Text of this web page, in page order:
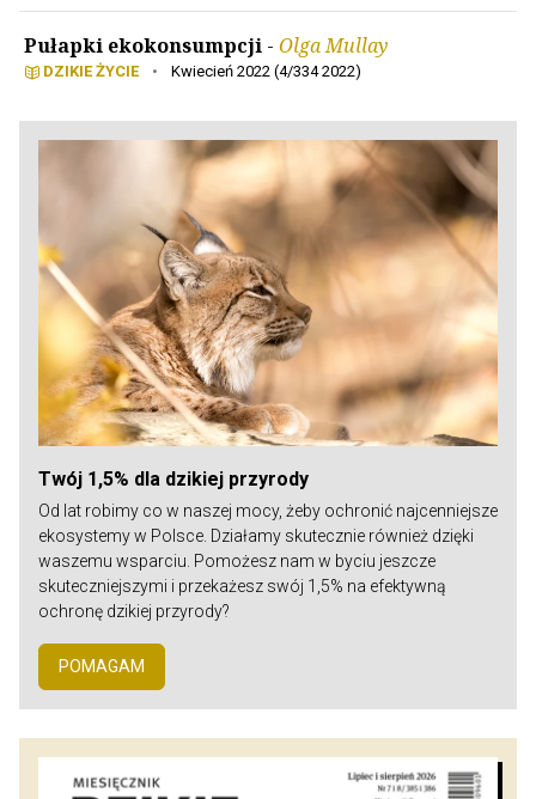
Pułapki ekokonsumpcji - Olga Mullay
DZIKIE ŻYCIE • Kwiecień 2022 (4/334 2022)
Twój 1,5% dla dzikiej przyrody
Od lat robimy co w naszej mocy, żeby ochronić najcenniejsze
ekosystemy w Polsce. Działamy skutecznie również dzięki
waszemu wsparciu. Pomożesz nam w byciu jeszcze
skuteczniejszymi i przekażesz swój 1,5% na efektywną
ochronę dzikiej przyrody?
POMAGAM